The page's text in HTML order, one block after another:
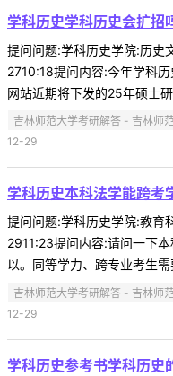
学科历史学科历史会扩招
提问问题:学科历史学院:历
2710:18提问内容:今年学科
网站近期将下发的25年硕士
吉林师范大学考研解答 - 吉林师
12-29
学科历史本科法学能跨考
提问问题:学科历史学院:教
2911:23提问内容:请问一下
以。同等学力、跨专业考生
吉林师范大学考研解答 - 吉林师
12-29
学科历史参考书学科历史